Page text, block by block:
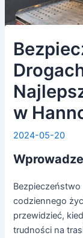
w
2024-05-20
codziennego
przewidzieć,
trudności na